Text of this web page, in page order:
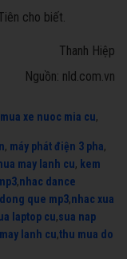
cho biết.
Thanh Hiệp
Nguồn: nld.com.vn
xe nuoc mia cu,
, máy phát điện 3 pha,
may lanh cu, kem
,nhac dance
que mp3,nhac xua
laptop cu,sua nap
may lanh cu,thu mua do